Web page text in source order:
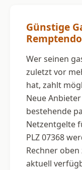
Günstige
Wer seinen
zuletzt vor
hat, zahlt
Neue
bestehende
Netzentgelte
PLZ 07368
Rechner
aktuell